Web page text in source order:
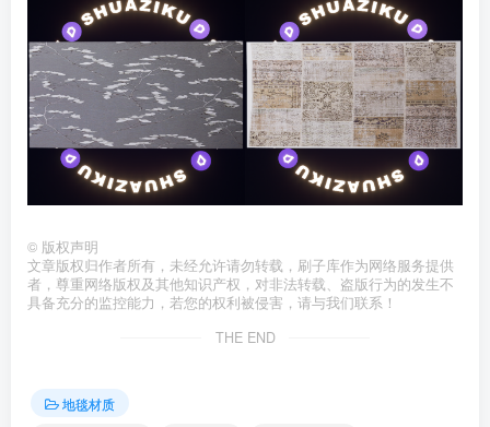
© 版权声明
文章版权归作者所有，未经允许请勿转载，刷子库作为网络服务提供
者，尊重网络版权及其他知识产权，对非法转载、盗版行为的发生不
具备充分的监控能力，若您的权利被侵害，请与我们联系！
THE END
地毯材质